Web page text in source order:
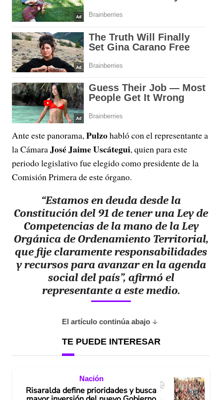
Ante este panorama,Pulzohabló con el representante a
la CámaraJosé Jaime Uscátegui, quien para este
periodo legislativo fue elegido como presidente de la
Comisión Primera de este órgano.
“Estamos en deuda desde la
Constitución del 91 de tener una Ley de
Competencias de la mano de la Ley
Orgánica de Ordenamiento Territorial,
que fije claramente responsabilidades
y recursos para avanzar en la agenda
social del país”, afirmó el
representante a este medio.
El artículo continúa abajo
TE PUEDE INTERESAR
Nación
Risaralda define prioridades y busca